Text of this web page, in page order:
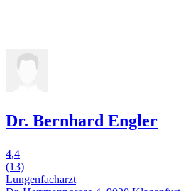
Dr. Bernhard Engler
4,4
(13)
Lungenfacharzt